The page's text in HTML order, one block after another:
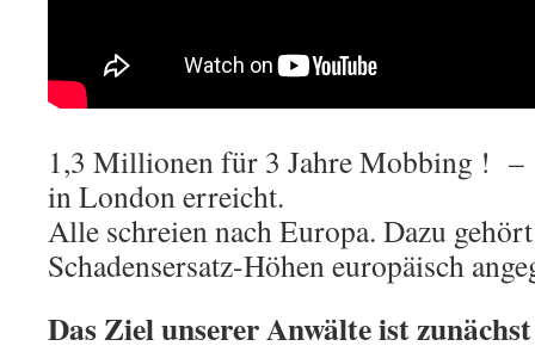
1,3 Millionen für 3 Jahre Mobbing ! –
in London erreicht.
Alle schreien nach Europa. Dazu
Schadensersatz-Höhen europäisch
Das Ziel unserer Anwälte ist